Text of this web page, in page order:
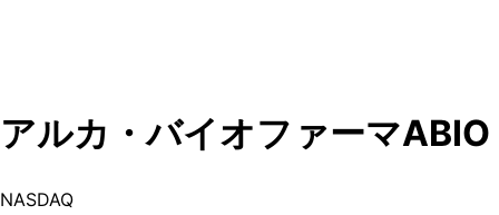
アルカ・バイオファーマABIO
NASDAQ